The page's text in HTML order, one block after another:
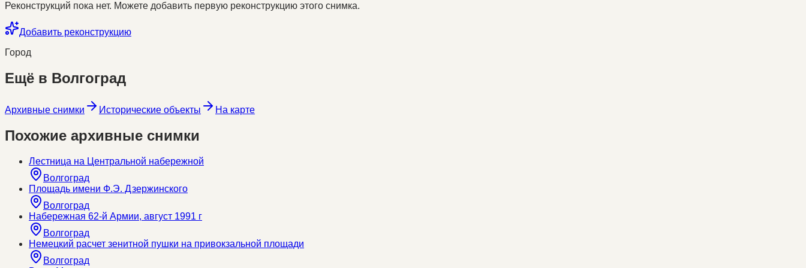
Реконструкций пока нет. Можете добавить первую реконструкцию этого снимка.
Добавить реконструкцию
Город
Ещё в Волгоград
Архивные снимки Исторические объекты На карте
Похожие архивные снимки
Лестница на Центральной набережной
Волгоград
Площадь имени Ф.Э. Дзержинского
Волгоград
Набережная 62-й Армии, август 1991 г
Волгоград
Немецкий расчет зенитной пушки на привокзальной площади
Волгоград